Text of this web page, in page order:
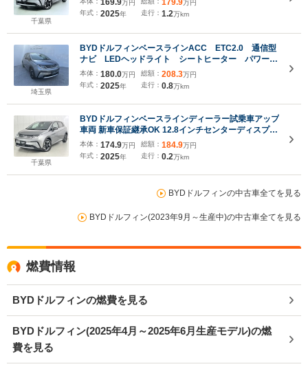
千葉県
169.9万円
年式： 2025年
179.9万円
走行： 1.2万km
埼玉県
BYDドルフィンベースラインACC ETC2.0 通信型
ナビ LEDヘッドライト シートヒーター パワーシ
ート 充電ケーブル
本体： 180.0万円
年式： 2025年
総額： 208.3万円
走行： 0.8万km
千葉県
BYDドルフィンベースラインディーラー試乗車アップ
車両 新車保証継承OK 12.8インチセンターディスプレ
イ 360°バックカメラ ビーガンレザーシート アダプテ
ィブクルーズコントロール シートヒーター&ステアリ
ングヒーター
本体： 174.9万円
年式： 2025年
総額： 184.9万円
走行： 0.2万km
BYDドルフィンの中古車全てを見る
BYDドルフィン(2023年9月～生産中)の中古車全てを見る
燃費情報
BYDドルフィンの燃費を見る
BYDドルフィン(2025年4月～2025年6月生産モデル)の燃
費を見る